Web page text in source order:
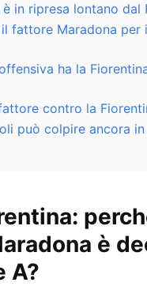
in ripresa lontano dal
fattore Maradona per
ha la
contro la
può colpire ancora in
è
A?